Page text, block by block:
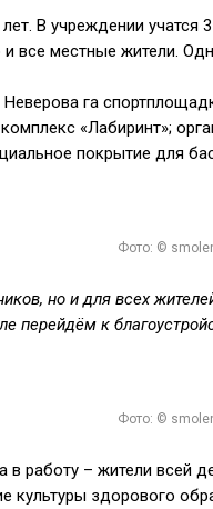
В учреждении учатся
все местные жители.
га
«Лабиринт»;
покрытие для
Фото: ©
но и для всех
перейдём к
Фото: ©
работу – жители всей
культуры здорового